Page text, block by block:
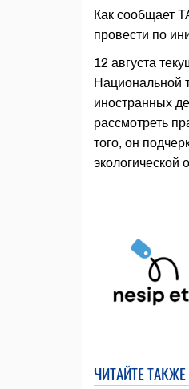
Как сообщает
провести по
12 августа
Национальной
иностранных
рассмотреть
того, он
экологической
ЧИТАЙТЕ ТАКЖЕ